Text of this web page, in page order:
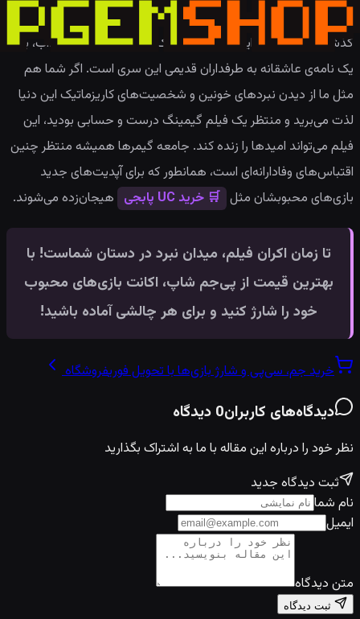
در نهایت، به نظر می‌رسد Mortal Kombat 2 درس‌های خوبی از
گذشته گرفته است. این فیلم نه تنها یک اقتباس سینمایی جذاب، بلکه
یک نامه‌ی عاشقانه به طرفداران قدیمی این سری است. اگر شما هم
مثل ما از دیدن نبردهای خونین و شخصیت‌های کاریزماتیک این دنیا
لذت می‌برید و منتظر یک فیلم گیمینگ درست و حسابی بودید، این
فیلم می‌تواند امیدها را زنده کند. جامعه گیمرها همیشه منتظر چنین
اقتباس‌های وفادارانه‌ای است، همانطور که برای آپدیت‌های جدید
بازی‌های محبوبشان مثل 🛒 خرید UC پابجی هیجان‌زده می‌شوند.
تا زمان اکران فیلم، میدان نبرد در دستان شماست! با
بهترین قیمت از پی‌جم شاپ، اکانت بازی‌های محبوب
خود را شارژ کنید و برای هر چالشی آماده باشید!
خرید جم، سی‌پی و شارژ بازی‌ها با تحویل فوریفروشگاه
دیدگاه‌های کاربران0 دیدگاه
نظر خود را درباره این مقاله با ما به اشتراک بگذارید
ثبت دیدگاه جدید
نام شما
ایمیل
متن دیدگاه
ثبت دیدگاه